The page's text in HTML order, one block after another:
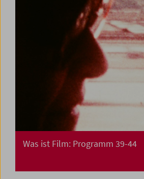
Was ist Film: Programm 39-44